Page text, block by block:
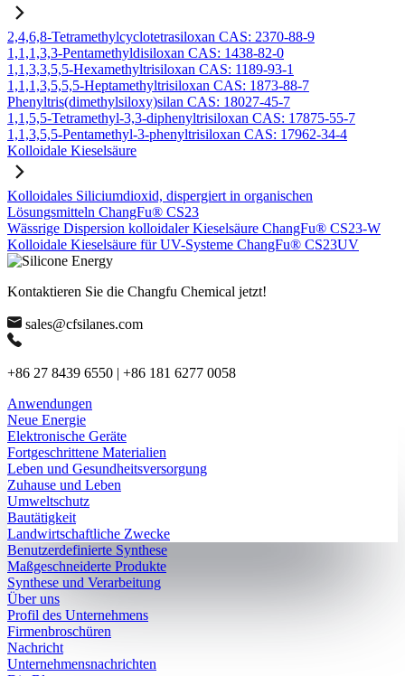
2,4,6,8-Tetramethylcyclotetrasiloxan CAS: 2370-88-9
1,1,1,3,3-Pentamethyldisiloxan CAS: 1438-82-0
1,1,3,3,5,5-Hexamethyltrisiloxan CAS: 1189-93-1
1,1,1,3,5,5,5-Heptamethyltrisiloxan CAS: 1873-88-7
Phenyltris(dimethylsiloxy)silan CAS: 18027-45-7
1,1,5,5-Tetramethyl-3,3-diphenyltrisiloxan CAS: 17875-55-7
1,1,3,5,5-Pentamethyl-3-phenyltrisiloxan CAS: 17962-34-4
Kolloidale Kieselsäure
Kolloidales Siliciumdioxid, dispergiert in organischen
Lösungsmitteln ChangFu® CS23
Wässrige Dispersion kolloidaler Kieselsäure ChangFu® CS23-W
Kolloidale Kieselsäure für UV-Systeme ChangFu® CS23UV
Kontaktieren Sie die Changfu Chemical jetzt!
sales@cfsilanes.com
+86 27 8439 6550 | +86 181 6277 0058
Anwendungen
Neue Energie
Elektronische Geräte
Fortgeschrittene Materialien
Leben und Gesundheitsversorgung
Zuhause und Leben
Umweltschutz
Bautätigkeit
Landwirtschaftliche Zwecke
Benutzerdefinierte Synthese
Maßgeschneiderte Produkte
Synthese und Verarbeitung
Über uns
Profil des Unternehmens
Firmenbroschüren
Nachricht
Unternehmensnachrichten